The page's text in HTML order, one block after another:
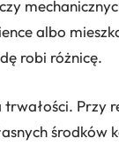
albo
robi różnicę.
trwałości. Przy
środków